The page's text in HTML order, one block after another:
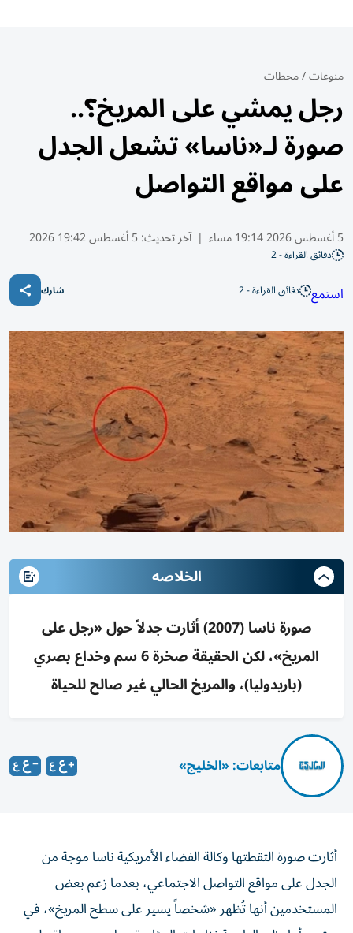
منوعات/محطات
رجل يمشي على المريخ؟..
صورة لـ«ناسا» تشعل الجدل
على مواقع التواصل
5 أغسطس 2026 19:14 مساء | آخر تحديث:5 أغسطس 19:42 2026
دقائق القراءة - 2
استمع دقائق القراءة - 2 شارك
الخلاصه
صورة ناسا (2007) أثارت جدلاً حول «رجل على
المريخ»، لكن الحقيقة صخرة 6 سم وخداع بصري
(باريدوليا)، والمريخ الحالي غير صالح للحياة
متابعات: «الخليج»
أثارت صورة التقطتها وكالة الفضاء الأمريكية ناسا موجة من
الجدل على مواقع التواصل الاجتماعي، بعدما زعم بعض
المستخدمين أنها تُظهر «شخصاً يسير على سطح المريخ»، في
مشهد أعاد إلى الواجهة نظريات المؤامرة حول وجود حياة على